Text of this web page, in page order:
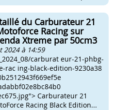
du Carburateur 21
Racing sur
Xtreme par 50cm3
2024 à 14:59
carburat eur-21-phbg-
rac ing-black-edition-9230a38
Carburateur 21
Racing Black Edition...